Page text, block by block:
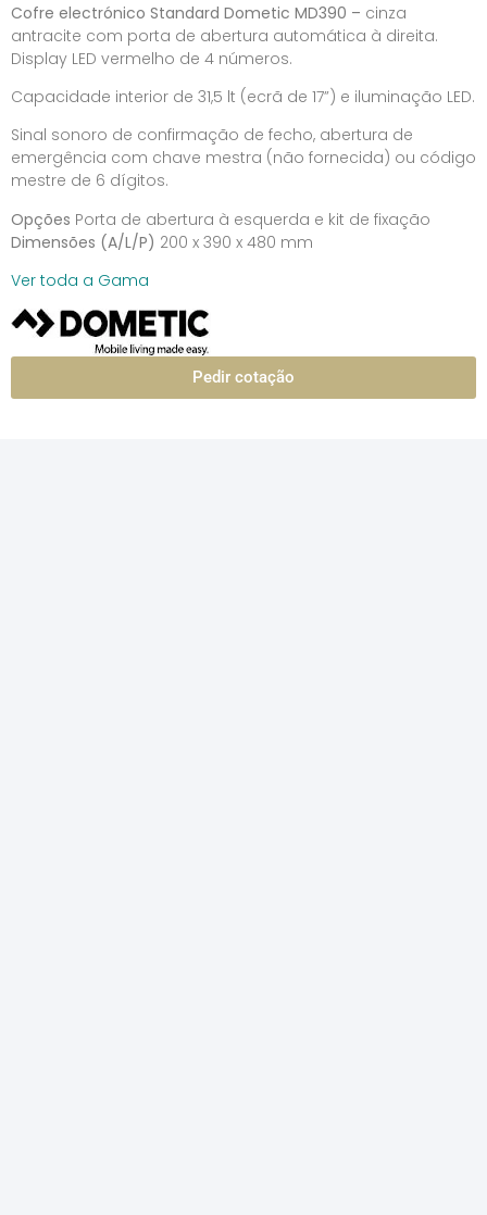
Cofre electrónico Standard Dometic MD390 – cinza
antracite com porta de abertura automática à direita.
Display LED vermelho de 4 números.
Capacidade interior de 31,5 lt (ecrã de 17”) e iluminação LED.
Sinal sonoro de confirmação de fecho, abertura de
emergência com chave mestra (não fornecida) ou código
mestre de 6 dígitos.
Opções Porta de abertura à esquerda e kit de fixação
Dimensões (A/L/P) 200 x 390 x 480 mm
Ver toda a Gama
Pedir cotação